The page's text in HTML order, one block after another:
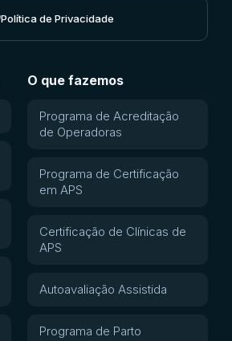
Política de Privacidade
O que fazemos
Programa de Acreditação
de Operadoras
Programa de Certificação
em APS
Certificação de Clínicas de
APS
Autoavaliação Assistida
Programa de Parto